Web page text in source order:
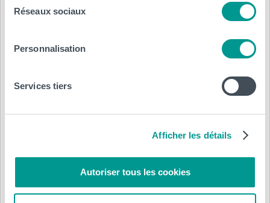
Réseaux sociaux
Personnalisation
Services tiers
Afficher les détails
Autoriser tous les cookies
https://www.facebook.com/reel/894312588958097